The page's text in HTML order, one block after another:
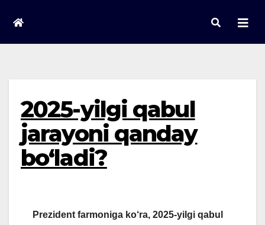
content
2025-yilgi qabul
jarayoni qanday
bo‘ladi?
Prezident farmoniga ko‘ra, 2025-yilgi qabul